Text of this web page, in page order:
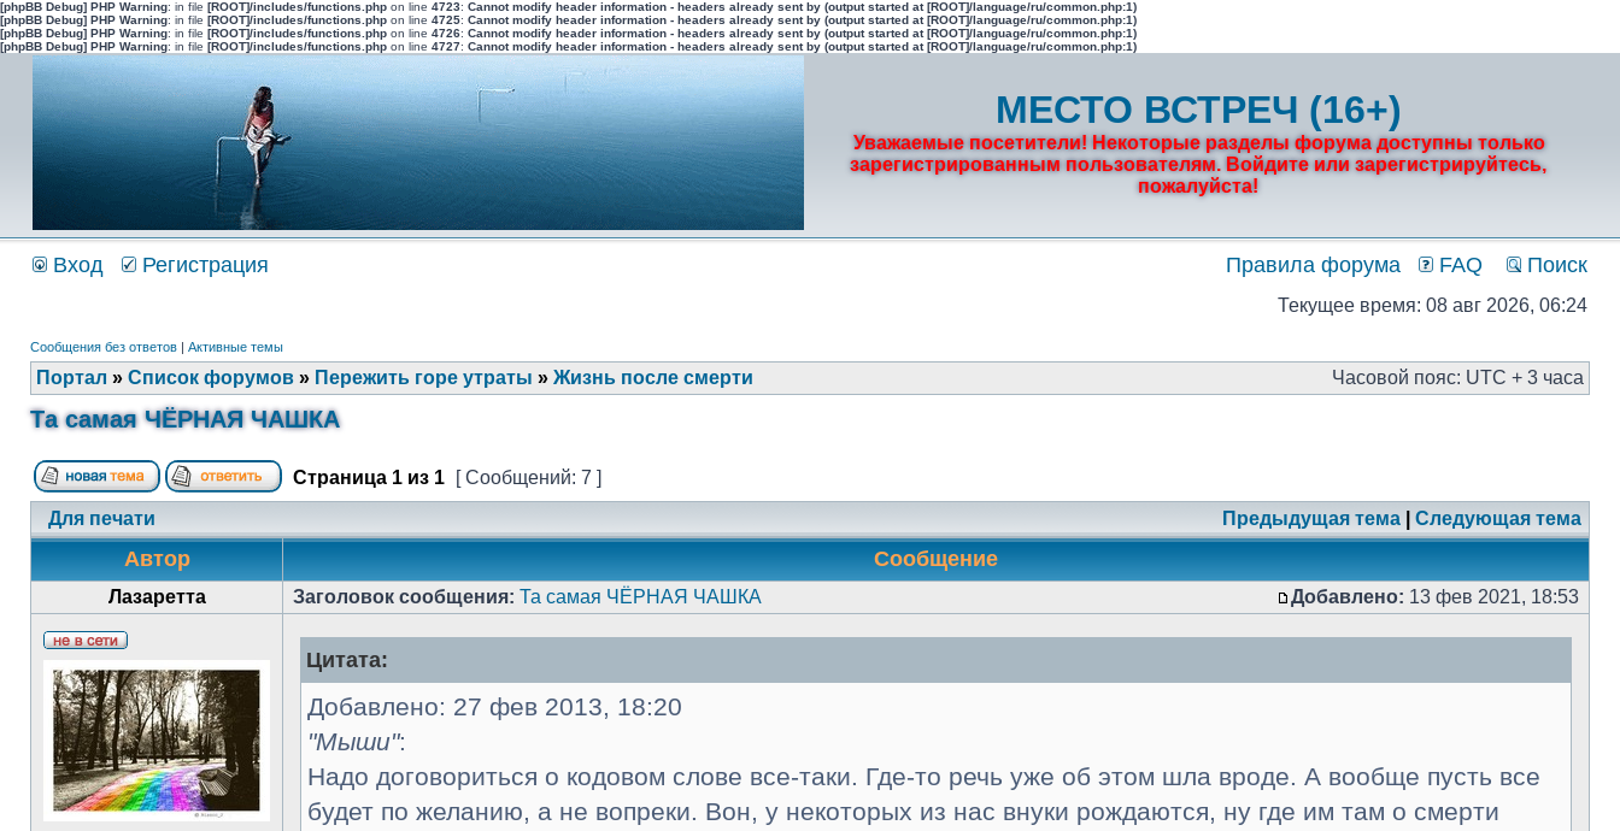
[phpBB Debug] PHP Warning: in file [ROOT]/includes/functions.php on line 4723: Cannot modify header information - headers already sent by (output started at [ROOT]/language/ru/common.php:1)
[phpBB Debug] PHP Warning: in file [ROOT]/includes/functions.php on line 4725: Cannot modify header information - headers already sent by (output started at [ROOT]/language/ru/common.php:1)
[phpBB Debug] PHP Warning: in file [ROOT]/includes/functions.php on line 4726: Cannot modify header information - headers already sent by (output started at [ROOT]/language/ru/common.php:1)
[phpBB Debug] PHP Warning: in file [ROOT]/includes/functions.php on line 4727: Cannot modify header information - headers already sent by (output started at [ROOT]/language/ru/common.php:1)
МЕСТО ВСТРЕЧ (16+)
Уважаемые посетители! Некоторые разделы форума доступны только
зарегистрированным пользователям. Войдите или зарегистрируйтесь,
пожалуйста!
Вход Регистрация Правила форума FAQ Поиск
Текущее время: 08 авг 2026, 06:24
Сообщения без ответов | Активные темы
Портал » Список форумов » Пережить горе утраты » Жизнь после смерти Часовой пояс: UTC + 3 часа
Та самая ЧЁРНАЯ ЧАШКА
Страница 1 из 1
[ Сообщений: 7 ]
Для печати
Предыдущая тема Следующая тема
Автор Сообщение
Лазаретта Заголовок сообщения: Та самая ЧЁРНАЯ ЧАШКА Добавлено: 13 фев 2021, 18:53
Цитата:
Добавлено: 27 фев 2013, 18:20
"Мыши":
Надо договориться о кодовом слове все-таки. Где-то речь уже об этом шла вроде. А вообще пусть все
будет по желанию, а не вопреки. Вон, у некоторых из нас внуки рождаются, ну где им там о смерти